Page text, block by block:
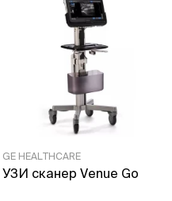
GE HEALTHCARE
УЗИ сканер Venue Go